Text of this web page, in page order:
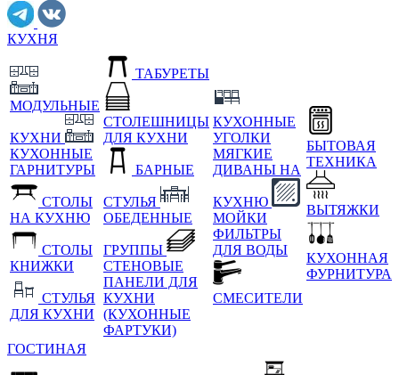
КУХНЯ
МОДУЛЬНЫЕ
КУХНИ
КУХОННЫЕ
ГАРНИТУРЫ
СТОЛЫ
НА КУХНЮ
СТОЛЫ
КНИЖКИ
СТУЛЬЯ
ДЛЯ КУХНИ
ТАБУРЕТЫ
СТОЛЕШНИЦЫ
ДЛЯ КУХНИ
БАРНЫЕ
СТУЛЬЯ
ОБЕДЕННЫЕ
ГРУППЫ
СТЕНОВЫЕ
ПАНЕЛИ ДЛЯ
КУХНИ
(КУХОННЫЕ
ФАРТУКИ)
КУХОННЫЕ
УГОЛКИ
МЯГКИЕ
ДИВАНЫ НА
КУХНЮ
МОЙКИ
ФИЛЬТРЫ
ДЛЯ ВОДЫ
СМЕСИТЕЛИ
БЫТОВАЯ
ТЕХНИКА
ВЫТЯЖКИ
КУХОННАЯ
ФУРНИТУРА
ГОСТИНАЯ